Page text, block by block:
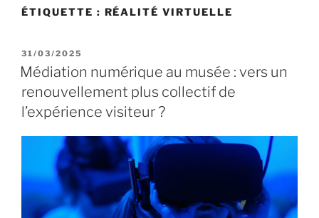
ÉTIQUETTE : RÉALITÉ VIRTUELLE
P
U
B
L
I
É
31/03/2025
Médiation numérique au musée : vers un
renouvellement plus collectif de
l’expérience visiteur ?